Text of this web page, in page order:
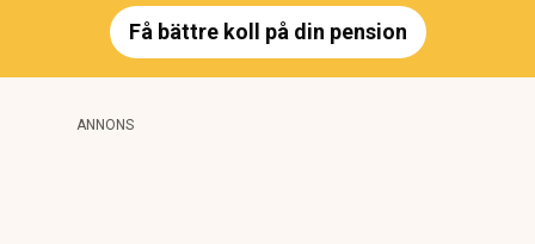
Få bättre koll på din pension
ANNONS